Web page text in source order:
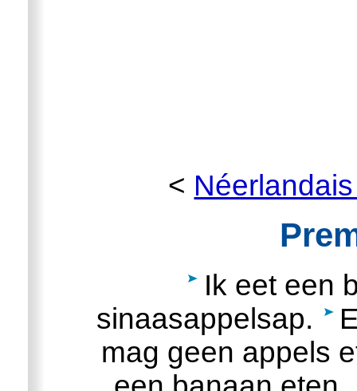
<
Ik eet een
sinaasappelsap.
mag geen appels